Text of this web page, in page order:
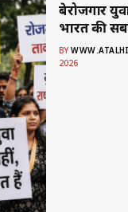
बेरोजगार
भारत की
BY
2026